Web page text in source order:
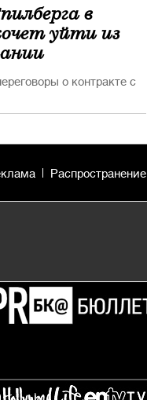
в
уйти из
о контракте с
Распространение